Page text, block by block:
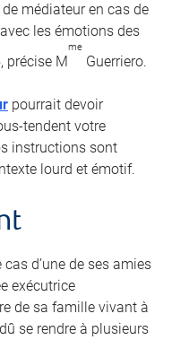
médiateur en cas de
les émotions des
précise M
me
Guerriero.
pourrait devoir
tendent votre
instructions sont
lourd et émotif.
d’une de ses amies
exécutrice
de sa famille vivant à
se rendre à plusieurs